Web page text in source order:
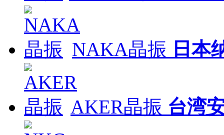
NAKA晶振 日本
AKER晶振 台湾